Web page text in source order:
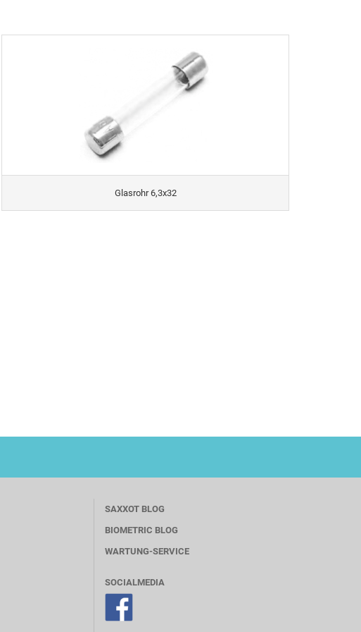
Glasrohr 6,3x32
SAXXOT BLOG
BIOMETRIC BLOG
WARTUNG-SERVICE
SOCIALMEDIA